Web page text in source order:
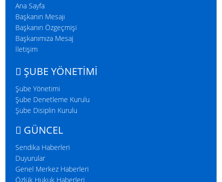
Temsilcilik Seçimlerini Tamamladık
Ana Sayfa
Başkanın Mesajı
Başkanın Özgeçmişi
Başkanımıza Mesaj
İletişim
ŞUBE YÖNETİMİ
Şube Yönetimi
Şube Denetleme Kurulu
Şube Disiplin Kurulu
GÜNCEL
Sendika Haberleri
Duyurular
Genel Merkez Haberleri
Özlük Hukuk Haberleri